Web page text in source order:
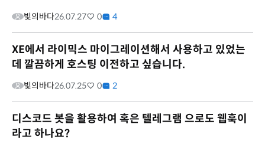
빛의바다26.07.27 0 4
XE에서 라이믹스 마이그레이션해서 사용하고 있었는
데 깔끔하게 호스팅 이전하고 싶습니다.
빛의바다26.07.25 0 2
디스코드 봇을 활용하여 혹은 텔레그램 으로도 웹훅이
라고 하나요?